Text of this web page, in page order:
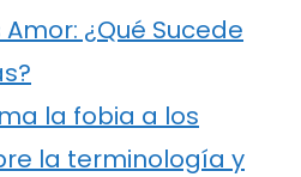
Amor: ¿Qué Sucede
la fobia a los
la terminología y